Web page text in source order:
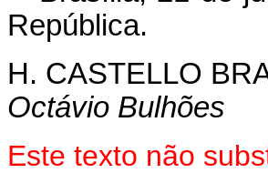
República.
H. CASTELLO
Octávio Bulhões
Este texto não